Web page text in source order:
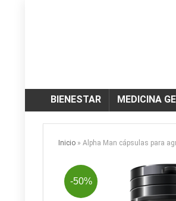
BIENESTAR MEDICINA
Inicio » Alpha Man cápsulas para
-50%